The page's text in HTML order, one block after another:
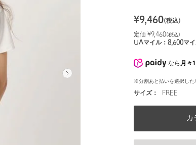
¥9,460(税込)
定価 ¥9,460(税込)
UAマイル： 8,600マ
なら 月々
※分割あと払いを選択した
サイズ： FREE
カ